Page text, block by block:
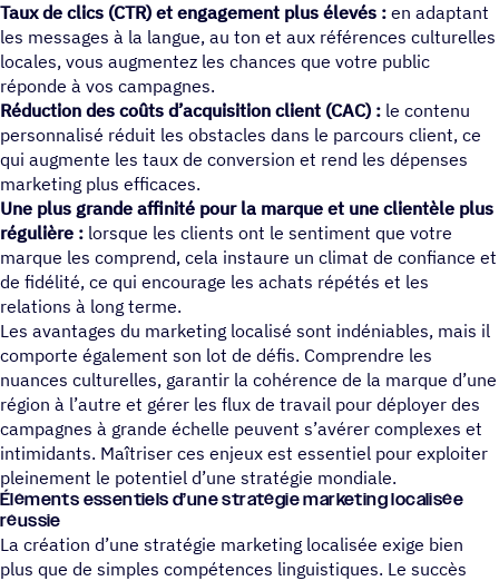
Taux de clics (CTR) et engagement plus élevés : en adaptant
les messages à la langue, au ton et aux références culturelles
locales, vous augmentez les chances que votre public
réponde à vos campagnes.
Réduction des coûts d’acquisition client (CAC) : le contenu
personnalisé réduit les obstacles dans le parcours client, ce
qui augmente les taux de conversion et rend les dépenses
marketing plus efficaces.
Une plus grande affinité pour la marque et une clientèle plus
régulière : lorsque les clients ont le sentiment que votre
marque les comprend, cela instaure un climat de confiance et
de fidélité, ce qui encourage les achats répétés et les
relations à long terme.
Les avantages du marketing localisé sont indéniables, mais il
comporte également son lot de défis. Comprendre les
nuances culturelles, garantir la cohérence de la marque d’une
région à l’autre et gérer les flux de travail pour déployer des
campagnes à grande échelle peuvent s’avérer complexes et
intimidants. Maîtriser ces enjeux est essentiel pour exploiter
pleinement le potentiel d’une stratégie mondiale.
Éléments essentiels d’une stratégie marketing localisée
réussie
La création d’une stratégie marketing localisée exige bien
plus que de simples compétences linguistiques. Le succès